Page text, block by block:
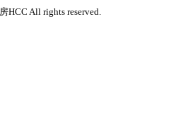
All rights reserved.